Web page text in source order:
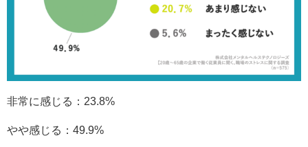
非常に感じる：23.8%
やや感じる：49.9%